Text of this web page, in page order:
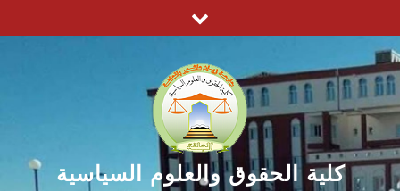
كلية الحقوق والعلوم السياسية